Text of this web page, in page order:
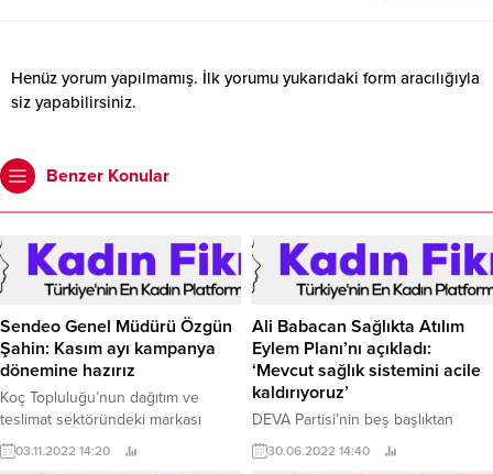
Henüz yorum yapılmamış. İlk yorumu yukarıdaki form aracılığıyla
siz yapabilirsiniz.
Benzer Konular
Sendeo Genel Müdürü Özgün
Şahin: Kasım ayı kampanya
dönemine hazırız
Koç Topluluğu’nun dağıtım ve
teslimat sektöründeki markası
Sendeo, tüm dünyada her yıl kasım
ayında düzenlenen e-ticaret
03.11.2022 14:20
Ali Babacan Sağlıkta Atılım
Eylem Planı’nı açıkladı:
‘Mevcut sağlık sistemini acile
kaldırıyoruz’
DEVA Partisi’nin beş başlıktan
oluşan Sağlıkta Atılım Eylem
Planı’ndan öne çıkanlar şöyle:
30.06.2022 14:40